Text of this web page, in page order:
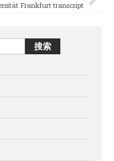
Frankfurt transcript
搜索